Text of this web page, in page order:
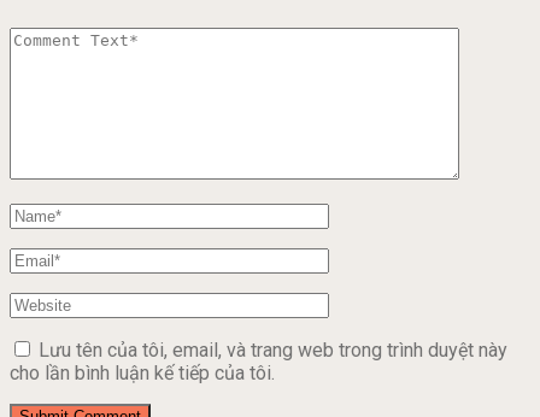
Lưu tên của tôi, email, và trang web trong trình duyệt này
cho lần bình luận kế tiếp của tôi.